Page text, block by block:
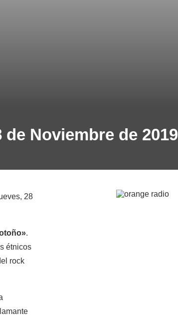
Noviembre de 2019
28
.
étnicos
rock